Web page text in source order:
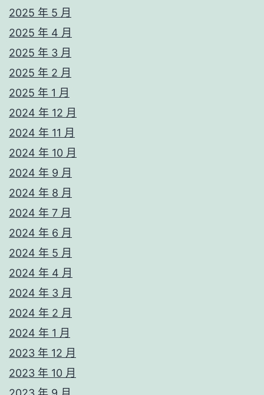
2025 年 5 月
2025 年 4 月
2025 年 3 月
2025 年 2 月
2025 年 1 月
2024 年 12 月
2024 年 11 月
2024 年 10 月
2024 年 9 月
2024 年 8 月
2024 年 7 月
2024 年 6 月
2024 年 5 月
2024 年 4 月
2024 年 3 月
2024 年 2 月
2024 年 1 月
2023 年 12 月
2023 年 10 月